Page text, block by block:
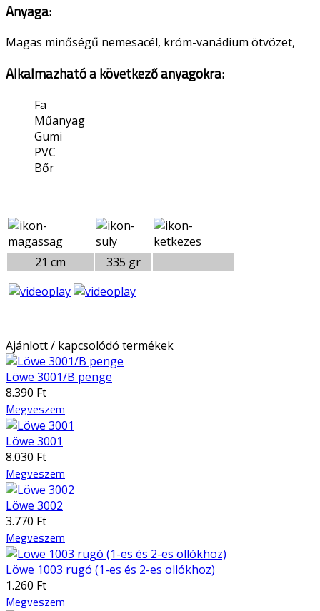
Anyaga:
Magas minőségű nemesacél, króm-vanádium ötvözet,
Alkalmazható a következő anyagokra:
Fa
Műanyag
Gumi
PVC
Bőr
21 cm 335 gr
Ajánlott / kapcsolódó termékek
Löwe 3001/B penge
8.390 Ft
Megveszem
Löwe 3001
8.030 Ft
Megveszem
Löwe 3002
3.770 Ft
Megveszem
Löwe 1003 rugó (1-es és 2-es ollókhoz)
1.260 Ft
Megveszem